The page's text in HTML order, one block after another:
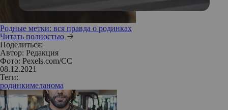
Родные метки: вся правда о родинках
Читать полностью
Поделиться:
Автор: Редакция
Фото: Pexels.com/CC
08.12.2021
Теги:
родинкимеланома